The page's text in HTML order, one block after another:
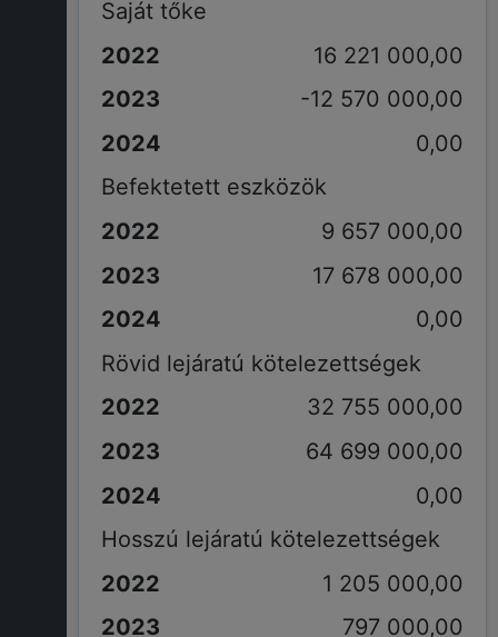
Saját tőke
16 221 000,00
-12 570 000,00
0,00
Befektetett eszközök
9 657 000,00
17 678 000,00
0,00
Rövid lejáratú kötelezettségek
32 755 000,00
64 699 000,00
0,00
Hosszú lejáratú kötelezettségek
1 205 000,00
797 000,00